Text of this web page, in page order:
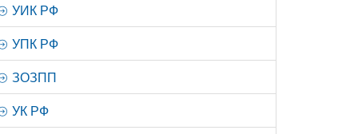
УИК РФ
УПК РФ
ЗОЗПП
УК РФ